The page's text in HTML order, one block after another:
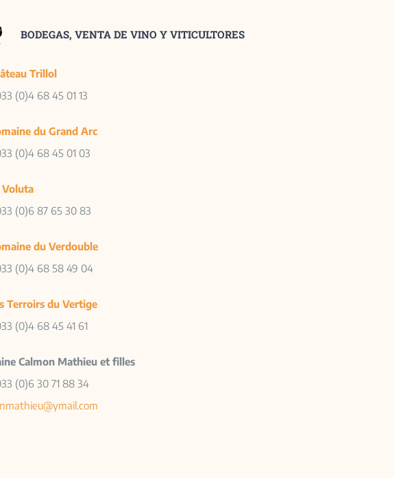
BODEGAS, VENTA DE VINO Y VITICULTORES
Trillol
(0)4 68 45 01 13
du Grand Arc
(0)4 68 45 01 03
Voluta
(0)6 87 65 30 83
du Verdouble
(0)4 68 58 49 04
Terroirs du Vertige
(0)4 68 45 41 61
Calmon Mathieu et filles
(0)6 30 71 88 34